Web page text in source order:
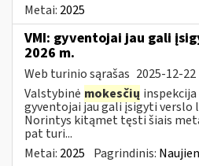
Metai: 2025
VMI: gyventojai jau gali
2026 m.
Web turinio sąrašas 2025-12-22
Valstybinė mokesčių
gyventojai jau gali įsigyti verslo
Norintys kitąmet tęsti šiais
pat turi...
Metai: 2025 Pagrindinis: